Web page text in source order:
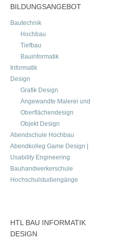
BILDUNGSANGEBOT
Bautechnik
Hochbau
Tiefbau
Bauinformatik
Informatik
Design
Grafik Design
Angewandte Malerei und
Oberflächendesign
Objekt Design
Abendschule Hochbau
Abendkolleg Game Design |
Usability Engineering
Bauhandwerkerschule
Hochschulstudiengänge
HTL BAU INFORMATIK
DESIGN